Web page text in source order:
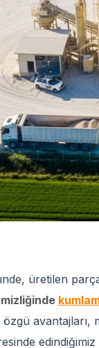
üretilen
avantajları,